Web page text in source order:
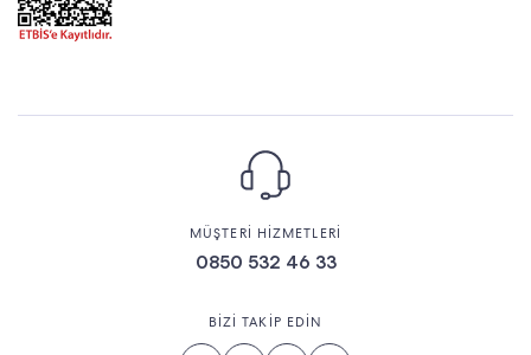
MÜŞTERİ HİZMETLERİ
0850 532 46 33
BİZİ TAKİP EDİN